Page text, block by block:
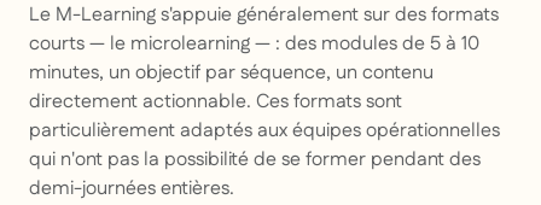
Le M-Learning s'appuie généralement sur des formats
courts — le microlearning — : des modules de 5 à 10
minutes, un objectif par séquence, un contenu
directement actionnable. Ces formats sont
particulièrement adaptés aux équipes opérationnelles
qui n'ont pas la possibilité de se former pendant des
demi-journées entières.